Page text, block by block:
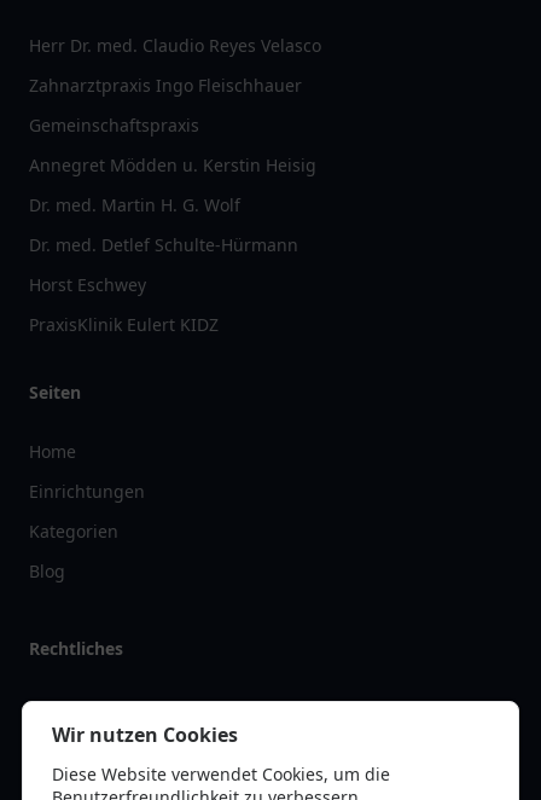
Herr Dr. med. Claudio Reyes Velasco
Zahnarztpraxis Ingo Fleischhauer
Gemeinschaftspraxis
Annegret Mödden u. Kerstin Heisig
Dr. med. Martin H. G. Wolf
Dr. med. Detlef Schulte-Hürmann
Horst Eschwey
PraxisKlinik Eulert KIDZ
Seiten
Home
Einrichtungen
Kategorien
Blog
Rechtliches
Impressum
Datenschutz
Kontakt
Wir nutzen Cookies
Diese Website verwendet Cookies, um die